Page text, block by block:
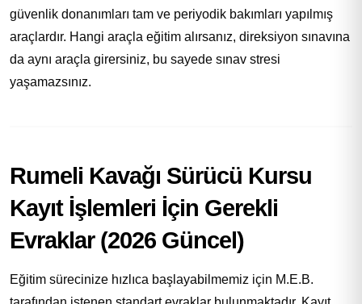
güvenlik donanımları tam ve periyodik bakımları yapılmış
araçlardır. Hangi araçla eğitim alırsanız, direksiyon sınavına
da aynı araçla girersiniz, bu sayede sınav stresi
yaşamazsınız.
Rumeli Kavağı Sürücü Kursu
Kayıt İşlemleri İçin Gerekli
Evraklar (2026 Güncel)
Eğitim sürecinize hızlıca başlayabilmemiz için M.E.B.